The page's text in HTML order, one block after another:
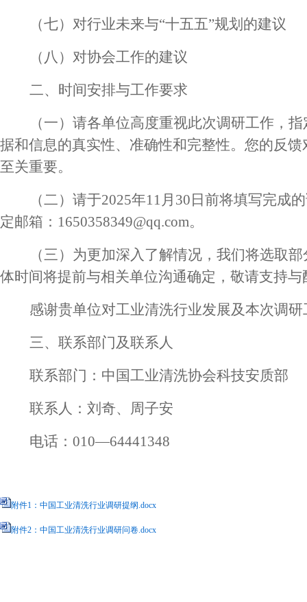
（七）对行业未来与“十五五”规划的建议
（八）对协会工作的建议
二、时间安排与工作要求
（一）请各单位高度重视此次调研工作，
据和信息的真实性、准确性和完整性。您的反
至关重要。
（二）请于2025年11月30日前将填写完成
定邮箱： 1650358349@qq.com。
（三）为更加深入了解情况，我们将选取
体时间将提前与相关单位沟通确定，敬请支持与
感谢贵单位对工业清洗行业发展及本次调
三、联系部门及联系人
联系部门：中国工业清洗协会科技安质部
联系人：刘奇、周子安
电话： 010—64441348
附件1：中国工业清洗行业调研提纲.docx
附件2：中国工业清洗行业调研问卷.docx